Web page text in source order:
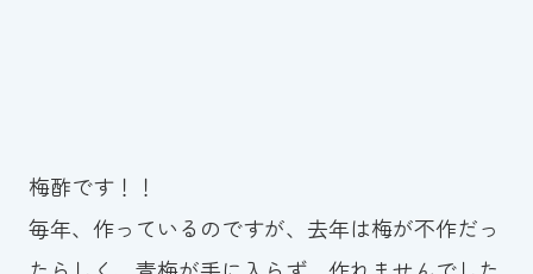
梅酢です！！
毎年、作っているのですが、去年は梅が不作だっ